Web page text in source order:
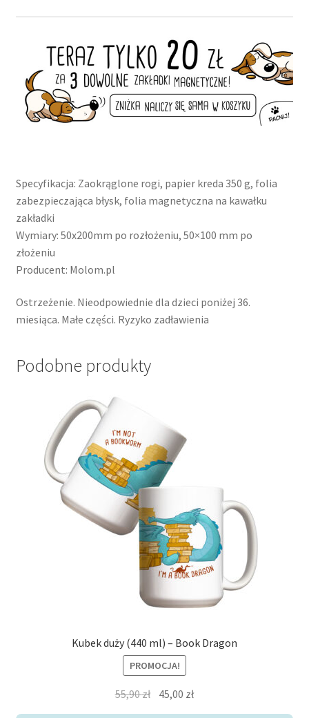
Specyfikacja: Zaokrąglone rogi, papier kreda 350 g, folia
zabezpieczająca błysk, folia magnetyczna na kawałku
zakładki
Wymiary: 50x200mm po rozłożeniu, 50×100 mm po
złożeniu
Producent: Molom.pl
Ostrzeżenie. Nieodpowiednie dla dzieci poniżej 36.
miesiąca. Małe części. Ryzyko zadławienia
Podobne produkty
Kubek duży (440 ml) – Book Dragon
PROMOCJA!
55,90zł Pierwotna
45,00 złAktualna